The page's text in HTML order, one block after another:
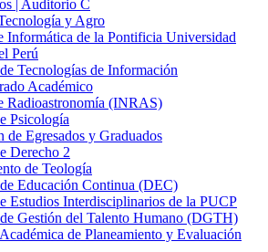
| Auditorio C
y Agro
Informática de la Pontificia Universidad
Perú
Tecnologías de Información
Académico
Radioastronomía (INRAS)
Psicología
de Egresados y Graduados
Derecho 2
de Teología
Educación Continua (DEC)
Estudios Interdisciplinarios de la PUCP
Gestión del Talento Humano (DGTH)
de Planeamiento y Evaluación